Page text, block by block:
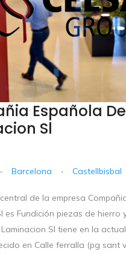
Española De
Sl
- Barcelona - Castellbisbal
de la empresa
es Fundición piezas de hierro
Sl tiene en la
en Calle ferralla (pg sant